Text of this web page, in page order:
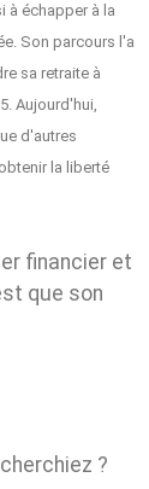
à échapper à la
Son parcours l'a
sa retraite à
Aujourd'hui,
d'autres
la liberté
financier et
que son
?